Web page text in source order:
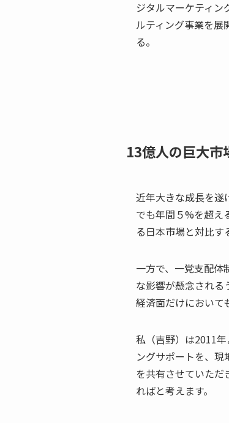
ジタルマーケティン
ルティング事業を展
る。
13億人の巨大市
近年大きな成長を遂
でも年間５%を超え
る日本市場と対比す
一方で、一党支配体
な影響が懸念される
経済面だけにおいて
私（吉野）は2011
ングサポートを、
を共有させていただ
ればと考えます。